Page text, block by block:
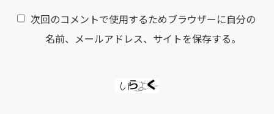
次回のコメントで使用するためブラウザーに自分の
名前、メールアドレス、サイトを保存する。